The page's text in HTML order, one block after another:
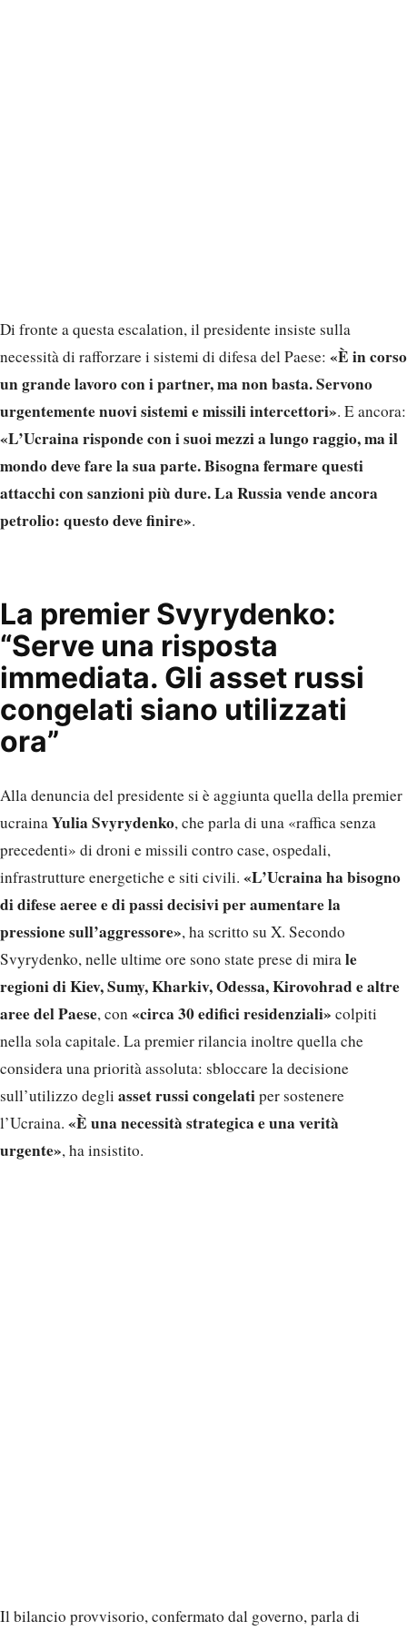
Di fronte a questa escalation, il presidente insiste sulla
necessità di rafforzare i sistemi di difesa del Paese: «È in corso
un grande lavoro con i partner, ma non basta. Servono
urgentemente nuovi sistemi e missili intercettori». E ancora:
«L’Ucraina risponde con i suoi mezzi a lungo raggio, ma il
mondo deve fare la sua parte. Bisogna fermare questi
attacchi con sanzioni più dure. La Russia vende ancora
petrolio: questo deve finire».
La premier Svyrydenko:
“Serve una risposta
immediata. Gli asset russi
congelati siano utilizzati
ora”
Alla denuncia del presidente si è aggiunta quella della premier
ucrainaYulia Svyrydenko, che parla di una «raffica senza
precedenti» di droni e missili contro case, ospedali,
infrastrutture energetiche e siti civili. «L’Ucraina ha bisogno
di difese aeree e di passi decisivi per aumentare la
pressione sull’aggressore», ha scritto su X. Secondo
Svyrydenko, nelle ultime ore sono state prese di mirale
regioni di Kiev, Sumy, Kharkiv, Odessa, Kirovohrad e altre
aree del Paese, con«circa 30 edifici residenziali» colpiti
nella sola capitale. La premier rilancia inoltre quella che
considera una priorità assoluta: sbloccare la decisione
sull’utilizzo degli asset russi congelatiper sostenere
l’Ucraina. «È una necessità strategica e una verità
urgente», ha insistito.
Il bilancio provvisorio, confermato dal governo, parla di